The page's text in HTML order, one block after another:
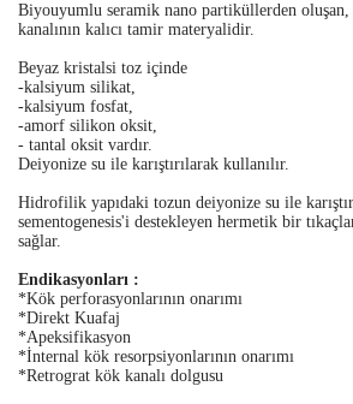
Biyouyumlu seramik nano partiküllerden
kanalının kalıcı tamir materyalidir.
Beyaz kristalsi toz içinde
-kalsiyum silikat,
-kalsiyum fosfat,
-amorf silikon oksit,
- tantal oksit vardır.
Deiyonize su ile karıştırılarak kullanılır.
Hidrofilik yapıdaki tozun deiyonize su ile
sementogenesis'i destekleyen hermetik bir
sağlar.
Endikasyonları :
*Kök perforasyonlarının onarımı
*Direkt Kuafaj
*Apeksifikasyon
*İnternal kök resorpsiyonlarının onarımı
*Retrograt kök kanalı dolgusu